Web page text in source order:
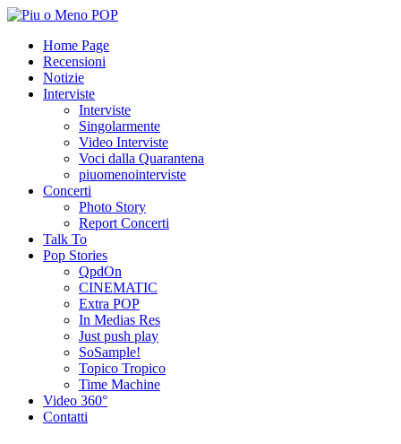
Home Page
Recensioni
Notizie
Interviste
Interviste
Singolarmente
Video Interviste
Voci dalla Quarantena
piuomenointerviste
Concerti
Photo Story
Report Concerti
Talk To
Pop Stories
QpdOn
CINEMATIC
Extra POP
In Medias Res
Just push play
SoSample!
Topico Tropico
Time Machine
Video 360°
Contatti